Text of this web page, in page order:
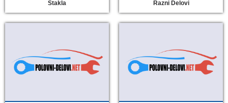
Stakla Razni Delovi